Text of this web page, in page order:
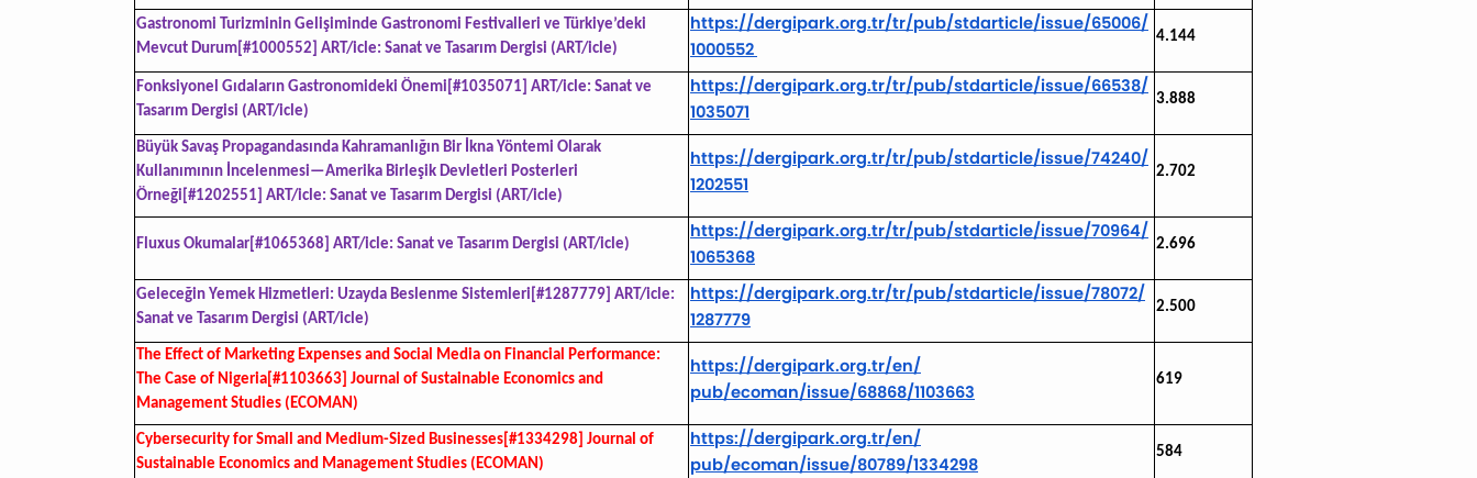
Gastronomi Turizminin Gelişiminde Gastronomi Festivalleri ve Türkiye’deki
Mevcut Durum[#1000552] ART/icle: Sanat ve Tasarım Dergisi (ART/icle)
https://dergipark.org.tr/tr/pub/stdarticle/issue/65006/
1000552
4.144
Fonksiyonel Gıdaların Gastronomideki Önemi[#1035071] ART/icle: Sanat ve
Tasarım Dergisi (ART/icle)
https://dergipark.org.tr/tr/pub/stdarticle/issue/66538/
1035071
3.888
Büyük Savaş Propagandasında Kahramanlığın Bir İkna Yöntemi Olarak
Kullanımının İncelenmesi—Amerika Birleşik Devletleri Posterleri
Örneği[#1202551] ART/icle: Sanat ve Tasarım Dergisi (ART/icle)
https://dergipark.org.tr/tr/pub/stdarticle/issue/74240/
1202551
2.702
Fluxus Okumalar[#1065368] ART/icle: Sanat ve Tasarım Dergisi (ART/icle)
https://dergipark.org.tr/tr/pub/stdarticle/issue/70964/
1065368
2.696
Geleceğin Yemek Hizmetleri: Uzayda Beslenme Sistemleri[#1287779] ART/icle:
Sanat ve Tasarım Dergisi (ART/icle)
https://dergipark.org.tr/tr/pub/stdarticle/issue/78072/
1287779
2.500
The Effect of Marketing Expenses and Social Media on Financial Performance:
The Case of Nigeria[#1103663] Journal of Sustainable Economics and
Management Studies (ECOMAN)
https://dergipark.org.tr/en/
pub/ecoman/issue/68868/1103663
619
Cybersecurity for Small and Medium-Sized Businesses[#1334298] Journal of
Sustainable Economics and Management Studies (ECOMAN)
https://dergipark.org.tr/en/
pub/ecoman/issue/80789/1334298
584